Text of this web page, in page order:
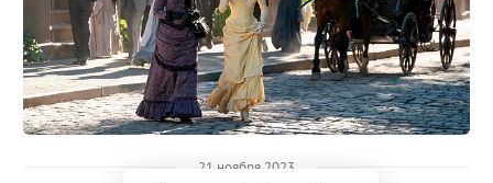
21 ноября 2023